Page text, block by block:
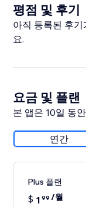
평점 및 후기
아직 등록된 후
요.
요금 및 플랜
본 앱은 10일 동
연간
Plus 플랜
$ 1 99 /월